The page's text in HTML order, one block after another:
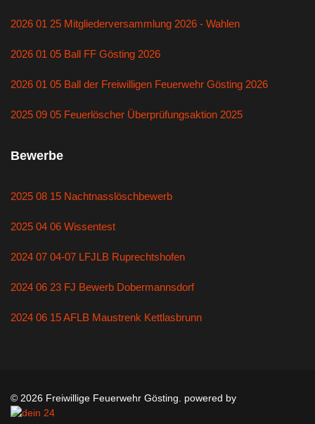
2026 01 25 Mitgliederversammlung 2026 - Wahlen
2026 01 05 Ball FF Gösting 2026
2026 01 05 Ball der Freiwilligen Feuerwehr Gösting 2026
2025 09 05 Feuerlöscher Überprüfungsaktion 2025
Bewerbe
2025 08 15 Nachtnasslöschbewerb
2025 04 06 Wissentest
2024 07 04-07 LFJLB Ruprechtshofen
2024 06 23 FJ Bewerb Dobermannsdorf
2024 06 15 AFLB Maustrenk Kettlasbrunn
© 2026 Freiwillige Feuerwehr Gösting. powered by